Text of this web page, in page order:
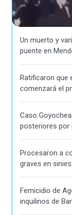
Un muerto y
puente en
Ratificaron que
comenzará el
Caso
posteriores por
Procesaron a
graves en
Femicidio de
inquilinos de